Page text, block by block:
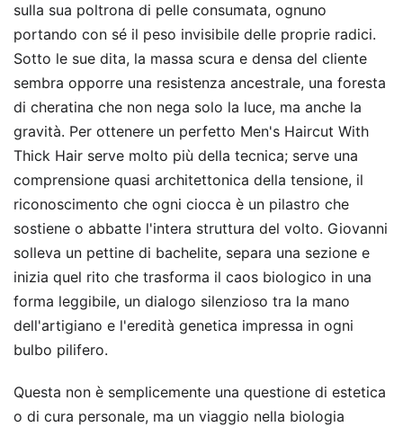
sulla sua poltrona di pelle consumata, ognuno
portando con sé il peso invisibile delle proprie radici.
Sotto le sue dita, la massa scura e densa del cliente
sembra opporre una resistenza ancestrale, una foresta
di cheratina che non nega solo la luce, ma anche la
gravità. Per ottenere un perfetto Men's Haircut With
Thick Hair serve molto più della tecnica; serve una
comprensione quasi architettonica della tensione, il
riconoscimento che ogni ciocca è un pilastro che
sostiene o abbatte l'intera struttura del volto. Giovanni
solleva un pettine di bachelite, separa una sezione e
inizia quel rito che trasforma il caos biologico in una
forma leggibile, un dialogo silenzioso tra la mano
dell'artigiano e l'eredità genetica impressa in ogni
bulbo pilifero.
Questa non è semplicemente una questione di estetica
o di cura personale, ma un viaggio nella biologia